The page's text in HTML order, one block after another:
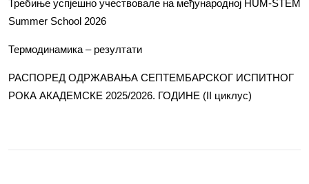
Требиње успјешно учествовале на међународној HUM-STEM
Summer School 2026
Термодинамика – резултати
РАСПОРЕД ОДРЖАВАЊА СЕПТЕМБАРСКОГ ИСПИТНОГ
РОКА АКАДЕМСКЕ 2025/2026. ГОДИНЕ (II циклус)